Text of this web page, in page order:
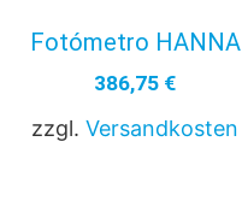
Fotómetro HANNA
386,75 €
zzgl. Versandkosten